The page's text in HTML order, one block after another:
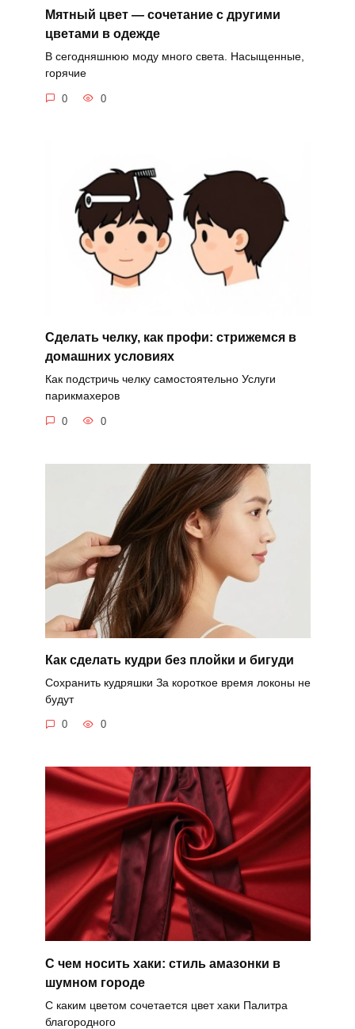
Мятный цвет — сочетание с другими
цветами в одежде
В сегодняшнюю моду много света. Насыщенные,
горячие
0 0
Сделать челку, как профи: стрижемся в
домашних условиях
Как подстричь челку самостоятельно Услуги
парикмахеров
0 0
Как сделать кудри без плойки и бигуди
Сохранить кудряшки За короткое время локоны не
будут
0 0
С чем носить хаки: стиль амазонки в
шумном городе
С каким цветом сочетается цвет хаки Палитра
благородного